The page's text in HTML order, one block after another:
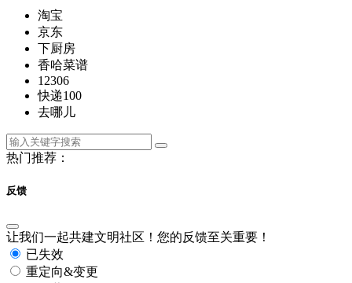
淘宝
京东
下厨房
香哈菜谱
12306
快递100
去哪儿
热门推荐：
反馈
让我们一起共建文明社区！您的反馈至关重要！
已失效
重定向&变更